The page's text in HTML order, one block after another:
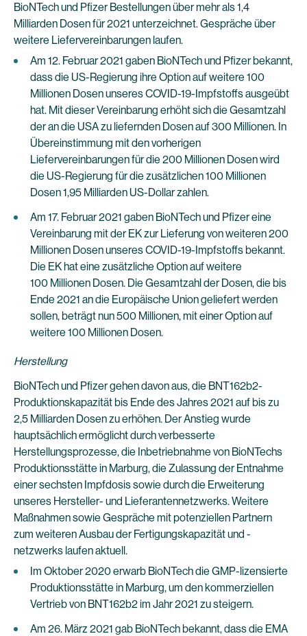
BioNTech und Pfizer Bestellungen über mehr als 1,4
Milliarden Dosen für 2021 unterzeichnet. Gespräche über
weitere Liefervereinbarungen laufen.
Am 12. Februar 2021 gaben BioNTech und Pfizer bekannt,
dass die US-Regierung ihre Option auf weitere 100
Millionen Dosen unseres COVID-19-Impfstoffs ausgeübt
hat. Mit dieser Vereinbarung erhöht sich die Gesamtzahl
der an die USA zu liefernden Dosen auf 300 Millionen. In
Übereinstimmung mit den vorherigen
Liefervereinbarungen für die 200 Millionen Dosen wird
die US-Regierung für die zusätzlichen 100 Millionen
Dosen 1,95 Milliarden US-Dollar zahlen.
Am 17. Februar 2021 gaben BioNTech und Pfizer eine
Vereinbarung mit der EK zur Lieferung von weiteren 200
Millionen Dosen unseres COVID-19-Impfstoffs bekannt.
Die EK hat eine zusätzliche Option auf weitere
100 Millionen Dosen. Die Gesamtzahl der Dosen, die bis
Ende 2021 an die Europäische Union geliefert werden
sollen, beträgt nun 500 Millionen, mit einer Option auf
weitere 100 Millionen Dosen.
Herstellung
BioNTech und Pfizer gehen davon aus, die BNT162b2-
Produktionskapazität bis Ende des Jahres 2021 auf bis zu
2,5 Milliarden Dosen zu erhöhen. Der Anstieg wurde
hauptsächlich ermöglicht durch verbesserte
Herstellungsprozesse, die Inbetriebnahme von BioNTechs
Produktionsstätte in Marburg, die Zulassung der Entnahme
einer sechsten Impfdosis sowie durch die Erweiterung
unseres Hersteller- und Lieferantennetzwerks. Weitere
Maßnahmen sowie Gespräche mit potenziellen Partnern
zum weiteren Ausbau der Fertigungskapazität und -
netzwerks laufen aktuell.
Im Oktober 2020 erwarb BioNTech die GMP-lizensierte
Produktionsstätte in Marburg, um den kommerziellen
Vertrieb von BNT162b2 im Jahr 2021 zu steigern.
Am 26. März 2021 gab BioNTech bekannt, dass die EMA